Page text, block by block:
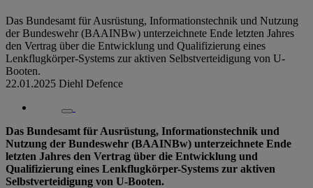
Das Bundesamt für Ausrüstung, Informationstechnik und Nutzung
der Bundeswehr (BAAINBw) unterzeichnete Ende letzten Jahres
den Vertrag über die Entwicklung und Qualifizierung eines
Lenkflugkörper-Systems zur aktiven Selbstverteidigung von U-
Booten.
22.01.2025 Diehl Defence
Das Bundesamt für Ausrüstung, Informationstechnik und
Nutzung der Bundeswehr (BAAINBw) unterzeichnete Ende
letzten Jahres den Vertrag über die Entwicklung und
Qualifizierung eines Lenkflugkörper-Systems zur aktiven
Selbstverteidigung von U-Booten.